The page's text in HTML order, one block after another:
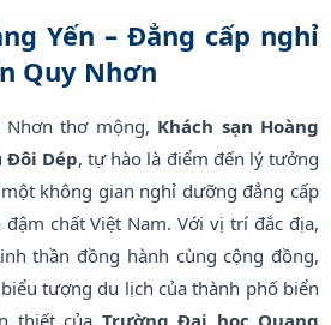
Yến – Đẳng cấp nghỉ
Quy Nhơn
thơ mộng, Khách sạn Hoàng
Đôi Dép, tự hào là điểm đến lý tưởng
không gian nghỉ dưỡng đẳng cấp
chất Việt Nam. Với vị trí đắc địa,
thần đồng hành cùng cộng đồng,
tượng du lịch của thành phố biển
thiết của Trường Đại học Quang